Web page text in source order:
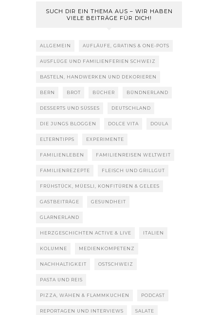
SUCH DIR EIN THEMA AUS – WIR HABEN
VIELE BEITRÄGE FÜR DICH!
ALLGEMEIN AUFLÄUFE, GRATINS & ONE-POTS
AUSFLÜGE UND FAMILIENFERIEN SCHWEIZ
BASTELN, HANDWERKEN UND DEKORIEREN
BERN BROT BÜCHER BÜNDNERLAND
DESSERTS UND SÜSSES DEUTSCHLAND
DIE JUNGS BLOGGEN DOLCE VITA DOULA
ELTERNTIPPS EXPERIMENTE
FAMILIENLEBEN FAMILIENREISEN WELTWEIT
FAMILIENREZEPTE FLEISCH UND GRILLGUT
FRÜHSTÜCK, MÜESLI, KONFITÜREN & GELEES
GASTBEITRÄGE GESUNDHEIT
GLARNERLAND
HERZGESCHICHTEN ACTIVE & LIVE ITALIEN
KOLUMNE MEDIENKOMPETENZ
NACHHALTIGKEIT OSTSCHWEIZ
PASTA UND REIS
PIZZA, WÄHEN & FLAMMKUCHEN PODCAST
REPORTAGEN UND INTERVIEWS SALATE